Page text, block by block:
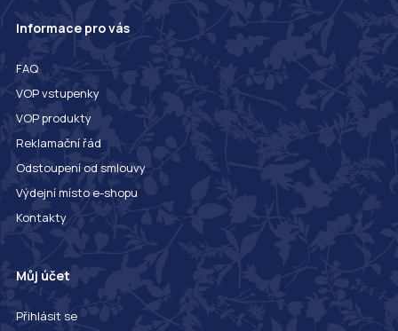
Informace pro vás
FAQ
VOP vstupenky
VOP produkty
Reklamační řád
Odstoupení od smlouvy
Výdejní místo e-shopu
Kontakty
Můj účet
Přihlásit se